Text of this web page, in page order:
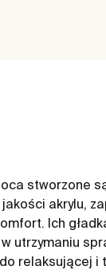
stworzone
akrylu,
Ich
utrzymaniu
relaksującej i